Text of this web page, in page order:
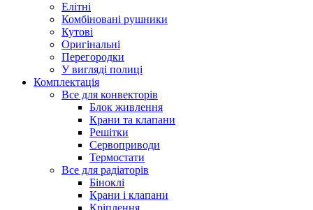
Елітні
Комбіновані рушники
Кутові
Оригінальні
Перегородки
У вигляді полиці
Комплектація
Все для конвекторів
Блок живлення
Крани та клапани
Решітки
Сервоприводи
Термостати
Все для радіаторів
Біноклі
Крани і клапани
Кріплення